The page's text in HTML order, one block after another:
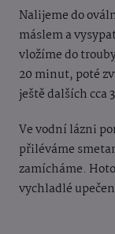
Nalijeme do
máslem a
vložíme do
20 minut, poté
ještě dalších cca
Ve vodní lázni
přiléváme
zamícháme.
vychladlé